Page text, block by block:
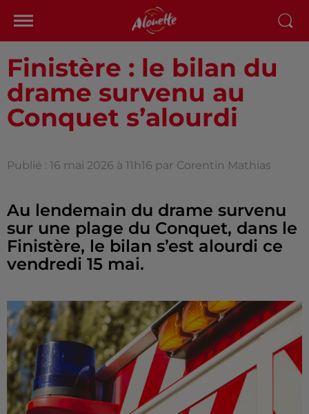
Finistère : le bilan du
drame survenu au
Conquet s’alourdi
Publié : 16 mai 2026 à 11h16 par Corentin Mathias
Au lendemain du drame survenu
sur une plage du Conquet, dans le
Finistère, le bilan s’est alourdi ce
vendredi 15 mai.